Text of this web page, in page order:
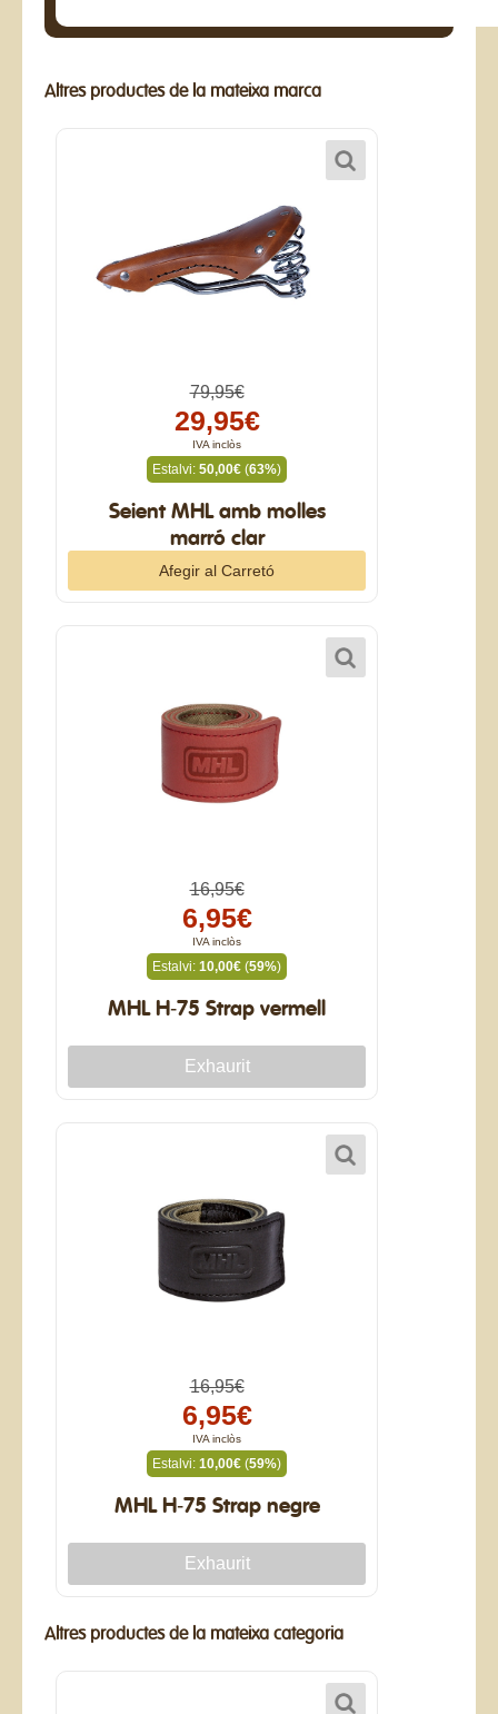
Altres productes de la mateixa marca
79,95€
29,95€
IVA inclòs
Estalvi: 50,00€ (63%)
Seient MHL amb molles
marró clar
16,95€
6,95€
IVA inclòs
Estalvi: 10,00€ (59%)
MHL H-75 Strap vermell
16,95€
6,95€
IVA inclòs
Estalvi: 10,00€ (59%)
MHL H-75 Strap negre
Altres productes de la mateixa categoria